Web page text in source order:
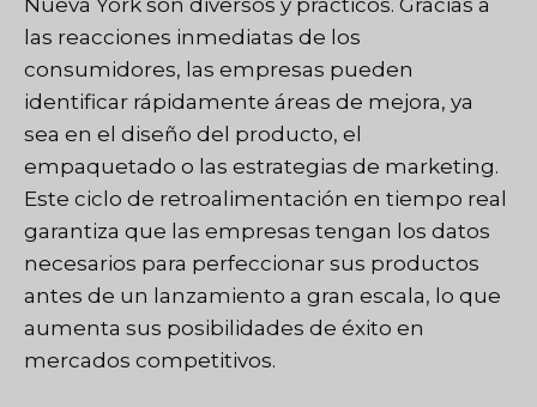
Nueva York son diversos y prácticos. Gracias a
las reacciones inmediatas de los
consumidores, las empresas pueden
identificar rápidamente áreas de mejora, ya
sea en el diseño del producto, el
empaquetado o las estrategias de marketing.
Este ciclo de retroalimentación en tiempo real
garantiza que las empresas tengan los datos
necesarios para perfeccionar sus productos
antes de un lanzamiento a gran escala, lo que
aumenta sus posibilidades de éxito en
mercados competitivos.